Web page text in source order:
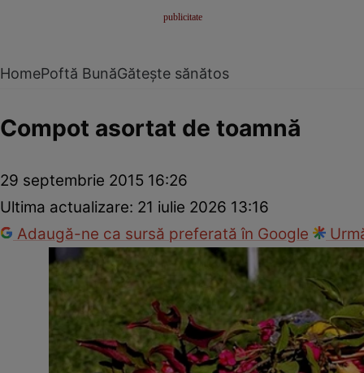
HomePoftă BunăGătește sănătos
Compot asortat de toamnă
29 septembrie 2015 16:26
Ultima actualizare: 21 iulie 2026 13:16
Adaugă-ne ca sursă preferată în Google